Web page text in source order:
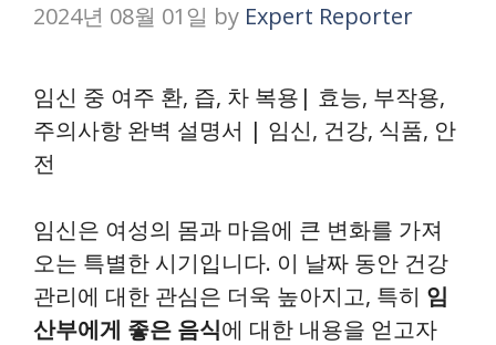
2024년 08월 01일 by Expert Reporter
임신 중 여주 환, 즙, 차 복용| 효능, 부작용,
주의사항 완벽 설명서 | 임신, 건강, 식품, 안
전
임신은 여성의 몸과 마음에 큰 변화를 가져
오는 특별한 시기입니다. 이 날짜 동안 건강
관리에 대한 관심은 더욱 높아지고, 특히 임
산부에게 좋은 음식에 대한 내용을 얻고자